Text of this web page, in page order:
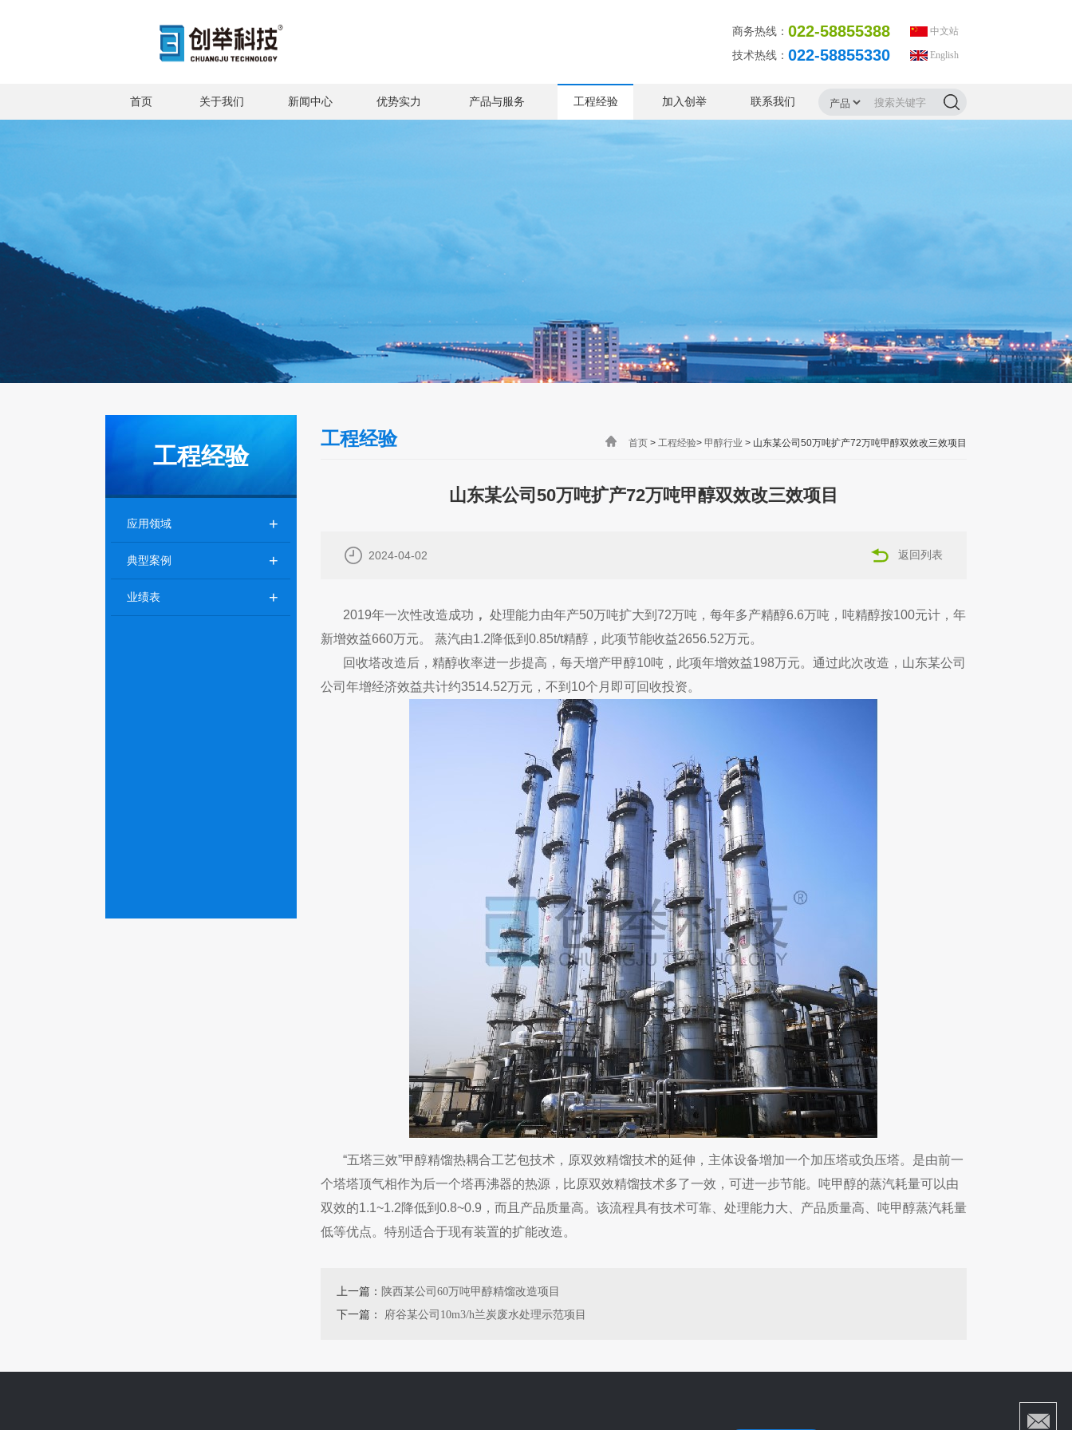
商务热线： 022-58855388
技术热线： 022-58855330
中文站
English
首页 关于我们 新闻中心 优势实力 产品与服务 工程经验 加入创举 联系我们
工程经验
应用领域 +
典型案例 +
业绩表 +
工程经验 首页 > 工程经验> 甲醇行业 > 山东某公司50万吨扩产72万吨甲醇双效改三效项目
山东某公司50万吨扩产72万吨甲醇双效改三效项目
2024-04-02 返回列表
2019年一次性改造成功 ， 处理能力由年产50万吨扩大到72万吨，每年多产精醇6.6万吨，吨精醇按100元计，年
新增效益660万元。 蒸汽由1.2降低到0.85t/t精醇，此项节能收益2656.52万元。
回收塔改造后，精醇收率进一步提高，每天增产甲醇10吨，此项年增效益198万元。通过此次改造，山东某公司
公司年增经济效益共计约3514.52万元，不到10个月即可回收投资。
“五塔三效”甲醇精馏热耦合工艺包技术，原双效精馏技术的延伸，主体设备增加一个加压塔或负压塔。是由前一
个塔塔顶气相作为后一个塔再沸器的热源，比原双效精馏技术多了一效，可进一步节能。吨甲醇的蒸汽耗量可以由
双效的1.1~1.2降低到0.8~0.9，而且产品质量高。该流程具有技术可靠、处理能力大、产品质量高、吨甲醇蒸汽耗量
低等优点。特别适合于现有装置的扩能改造。
上一篇： 陕西某公司60万吨甲醇精馏改造项目
下一篇： 府谷某公司10m3/h兰炭废水处理示范项目